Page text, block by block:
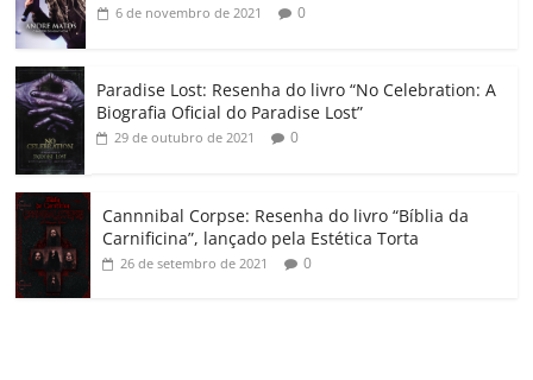
6 de novembro de 2021 0
Paradise Lost: Resenha do livro “No Celebration: A
Biografia Oficial do Paradise Lost”
29 de outubro de 2021 0
Cannnibal Corpse: Resenha do livro “Bíblia da
Carnificina”, lançado pela Estética Torta
26 de setembro de 2021 0